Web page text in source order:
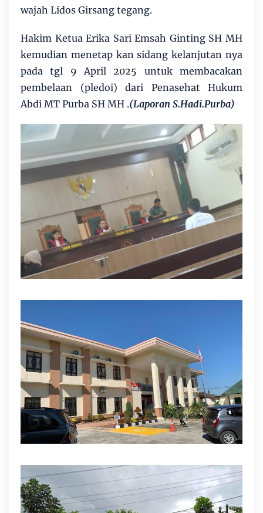
wajah Lidos Girsang tegang.
Hakim Ketua Erika Sari Emsah Ginting SH MH
kemudian menetap kan sidang kelanjutan nya
pada tgl 9 April 2025 untuk membacakan
pembelaan (pledoi) dari Penasehat Hukum
Abdi MT Purba SH MH .(Laporan S.Hadi.Purba)